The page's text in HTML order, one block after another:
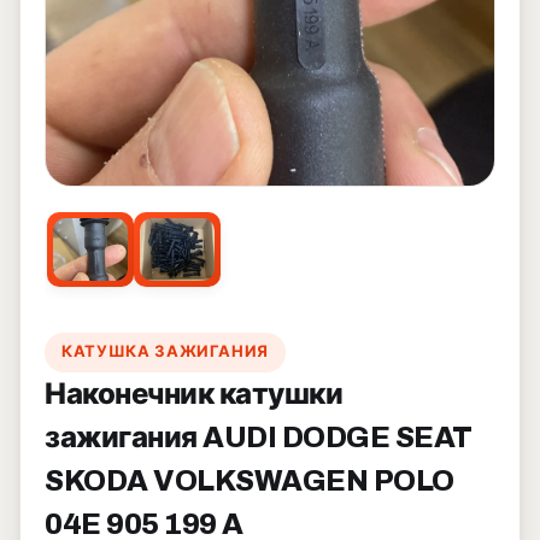
КАТУШКА ЗАЖИГАНИЯ
Наконечник катушки
зажигания AUDI DODGE SEAT
SKODA VOLKSWAGEN POLO
04E 905 199 A